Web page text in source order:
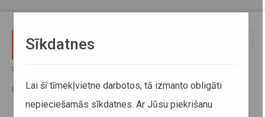
Sākums
Francijā
Sīkdatnes
Lai šī tīmekļvietne darbotos, tā izmanto obligāti
nepieciešamās sīkdatnes. Ar Jūsu piekrišanu